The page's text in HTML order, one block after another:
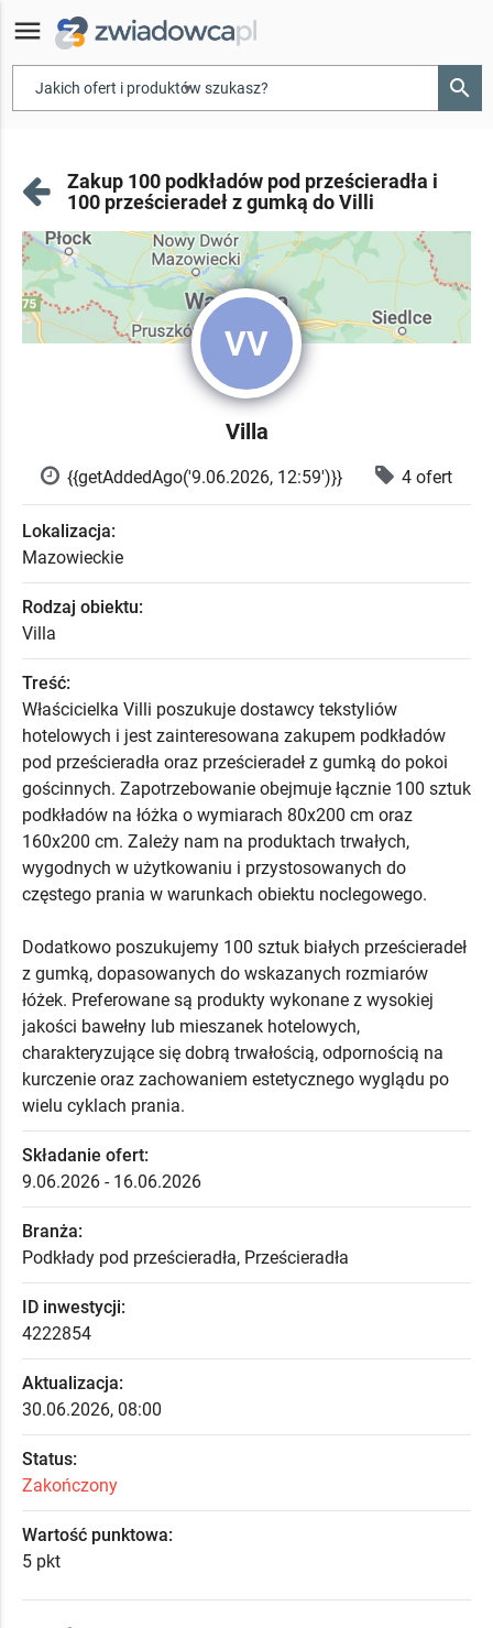
menu
▾ search
Zakup 100 podkładów pod prześcieradła i
100 prześcieradeł z gumką do Villi
VV
Villa
{{getAddedAgo('9.06.2026, 12:59')}} 4 ofert
Lokalizacja:
Mazowieckie
Rodzaj obiektu:
Villa
Treść:
Właścicielka Villi poszukuje dostawcy tekstyliów
hotelowych i jest zainteresowana zakupem podkładów
pod prześcieradła oraz prześcieradeł z gumką do pokoi
gościnnych. Zapotrzebowanie obejmuje łącznie 100 sztuk
podkładów na łóżka o wymiarach 80x200 cm oraz
160x200 cm. Zależy nam na produktach trwałych,
wygodnych w użytkowaniu i przystosowanych do
częstego prania w warunkach obiektu noclegowego.
Dodatkowo poszukujemy 100 sztuk białych prześcieradeł
z gumką, dopasowanych do wskazanych rozmiarów
łóżek. Preferowane są produkty wykonane z wysokiej
jakości bawełny lub mieszanek hotelowych,
charakteryzujące się dobrą trwałością, odpornością na
kurczenie oraz zachowaniem estetycznego wyglądu po
wielu cyklach prania.
Składanie ofert:
9.06.2026 - 16.06.2026
Branża:
Podkłady pod prześcieradła, Prześcieradła
ID inwestycji:
4222854
Aktualizacja:
30.06.2026, 08:00
Status:
Zakończony
Wartość punktowa:
5 pkt